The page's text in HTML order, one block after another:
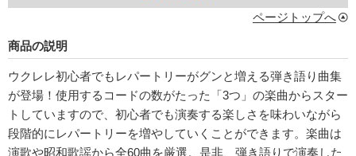
ページトップへ
商品の説明
ウクレレ初心者でもレパートリーがグンと増える弾き語り曲集
が登場！使用するコードの数がたった「3つ」の楽曲からスター
トしていますので、初心者でも演奏する楽しさを味わいながら
段階的にレパートリーを増やしていくことができます。楽曲は
演歌や昭和歌謡から全60曲を厳選。是非、弾き語りで演奏した